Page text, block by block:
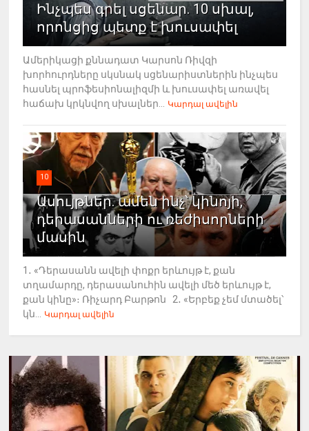
Ինչպես գրել սցենար. 10 սխալ,
որոնցից պետք է խուսափել
Ամերիկացի քննադատ Կարսոն Ռիվզի
խորհուրդները սկսնակ սցենարիստներին ինչպես
հասնել պրոֆեսիոնալիզմի և խուսափել առավել
հաճախ կրկնվող սխալներ...
Կարդալ ավելին
10
Ասույթներ. ամեն ինչ՝ կինոյի,
դերասանների ու ռեժիսորների
մասին
1․ «Դերասանն ավելի փոքր երևույթ է, քան
տղամարդը, դերասանուհին ավելի մեծ երևույթ է,
քան կինը»։ Ռիչարդ Բարթոն 2․ «Երբեք չեմ մտածել՝
կն...
Կարդալ ավելին